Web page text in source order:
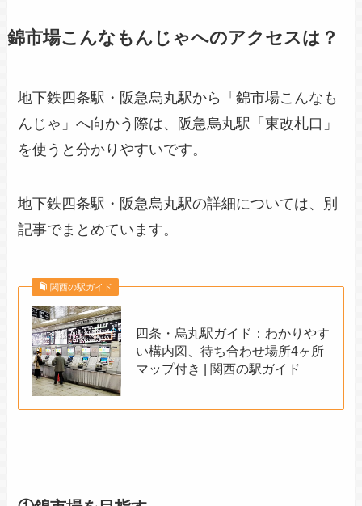
錦市場こんなもんじゃへのアクセスは？
地下鉄四条駅・阪急烏丸駅から「錦市場こんなも
んじゃ」へ向かう際は、阪急烏丸駅「東改札口」
を使うと分かりやすいです。
地下鉄四条駅・阪急烏丸駅の詳細については、別
記事でまとめています。
関西の駅ガイド
四条・烏丸駅ガイド：わかりやす
い構内図、待ち合わせ場所4ヶ所
マップ付き | 関西の駅ガイド